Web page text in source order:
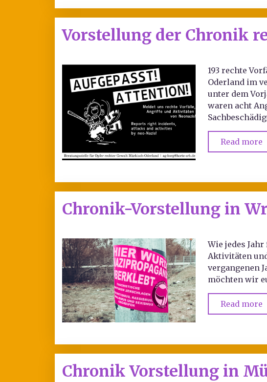
Vorstellung der Chronik
193 rechte
Oderland im
unter dem
waren acht
Read more
Chronik-Vorstellung in
Wie jedes
Aktivitäten
vergangenen
möchten wir
Read more
Chronik Vorstellung in